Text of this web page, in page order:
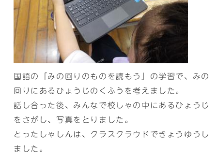
国語の「みの回りのものを読もう」の学習で、みの
回りにあるひょうじのくふうを考えました。
話し合った後、みんなで校しゃの中にあるひょうじ
をさがし、写真をとりました。
とったしゃしんは、クラスクラウドできょうゆうし
ました。